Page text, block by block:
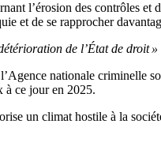
l’érosion des contrôles
et de se rapprocher
de l’État de droit »
nationale criminelle
à ce jour en 2025.
un climat hostile à la